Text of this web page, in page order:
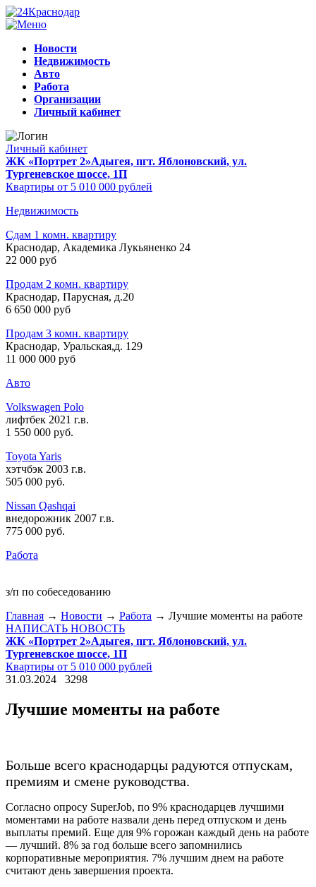
Новости
Недвижимость
Авто
Работа
Организации
Личный кабинет
Личный кабинет
ЖК «Портрет 2»Адыгея, пгт. Яблоновский, ул.
Тургеневское шоссе, 1П
Квартиры от 5 010 000 рублей
Недвижимость
Сдам 1 комн. квартиру
Краснодар, Академика Лукьяненко 24
22 000 руб
Продам 2 комн. квартиру
Краснодар, Парусная, д.20
6 650 000 руб
Продам 3 комн. квартиру
Краснодар, Уральская,д. 129
11 000 000 руб
Авто
Volkswagen Polo
лифтбек 2021 г.в.
1 550 000 руб.
Toyota Yaris
хэтчбэк 2003 г.в.
505 000 руб.
Nissan Qashqai
внедорожник 2007 г.в.
775 000 руб.
Работа
з/п по собеседованию
Главная → Новости → Работа → Лучшие моменты на работе
НАПИСАТЬ НОВОСТЬ
ЖК «Портрет 2»Адыгея, пгт. Яблоновский, ул.
Тургеневское шоссе, 1П
Квартиры от 5 010 000 рублей
31.03.2024
3298
Лучшие моменты на работе
Больше всего краснодарцы радуются отпускам,
премиям и смене руководства.
Согласно опросу SuperJob, по 9% краснодарцев лучшими
моментами на работе назвали день перед отпуском и день
выплаты премий. Еще для 9% горожан каждый день на работе
— лучший. 8% за год больше всего запомнились
корпоративные мероприятия. 7% лучшим днем на работе
считают день завершения проекта.